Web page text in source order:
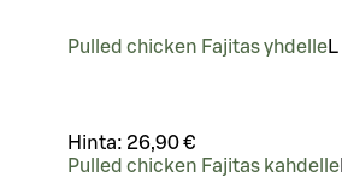
Pulled chicken Fajitas yhdelleL
Hinta: 26,90 €
Pulled chicken Fajitas kahdelle